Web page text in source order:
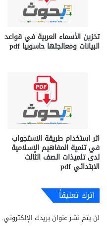
تخزين الأسماء العربية في قواعد
البيانات ومعالجتها حاسوبيا pdf
اثر استخدام طريقة الاستجواب
في تنمية المفاهيم الإسلامية
لدى تلميذات الصف الثالث
الابتدائي pdf
اترك تعليقاً
لن يتم نشر عنوان بريدك الإلكتروني.